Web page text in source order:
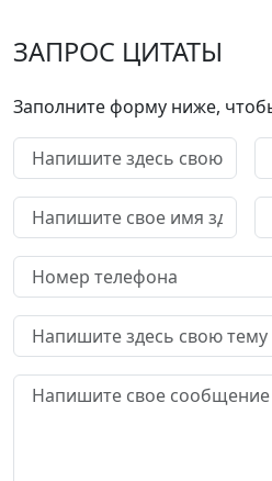
ЗАПРОС ЦИТАТЫ
Заполните форму ниже,